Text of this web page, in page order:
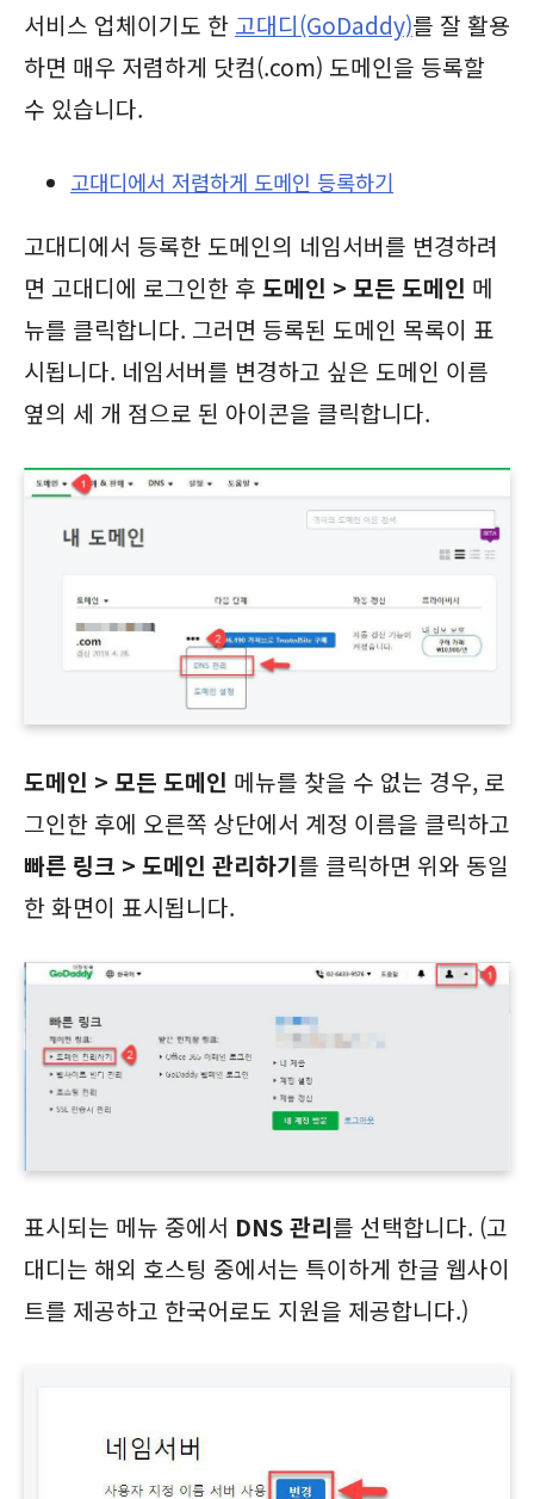
서비스 업체이기도 한 고대디(GoDaddy)를 잘 활용
하면 매우 저렴하게 닷컴(.com) 도메인을 등록할
수 있습니다.
고대디에서 저렴하게 도메인 등록하기
고대디에서 등록한 도메인의 네임서버를 변경하려
면 고대디에 로그인한 후 도메인 > 모든 도메인 메
뉴를 클릭합니다. 그러면 등록된 도메인 목록이 표
시됩니다. 네임서버를 변경하고 싶은 도메인 이름
옆의 세 개 점으로 된 아이콘을 클릭합니다.
도메인 > 모든 도메인 메뉴를 찾을 수 없는 경우, 로
그인한 후에 오른쪽 상단에서 계정 이름을 클릭하고
빠른 링크 > 도메인 관리하기를 클릭하면 위와 동일
한 화면이 표시됩니다.
표시되는 메뉴 중에서 DNS 관리를 선택합니다. (고
대디는 해외 호스팅 중에서는 특이하게 한글 웹사이
트를 제공하고 한국어로도 지원을 제공합니다.)